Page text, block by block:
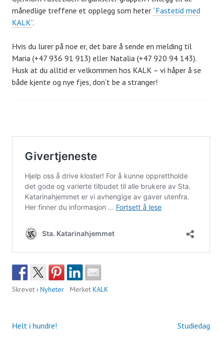
månedlige treffene et opplegg som heter“Fastetid med
KALK”.
Hvis du lurer på noe er, det bare å sende en melding til
Maria (+47 936 91 913) eller Natalia (+47 920 94 143).
Husk at du alltid er velkommen hos KALK – vi håper å se
både kjente og nye fjes, don’t be a stranger!
Skrevet i Nyheter Merket KALK
Innleggsnavigasjon
Helt i hundre! Studiedag